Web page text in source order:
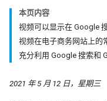
本页内容
视频可以显示在 Google
视频在电子商务网站上的
充分利用 Google 搜索和
2021 年 5 月 12 日，星期三